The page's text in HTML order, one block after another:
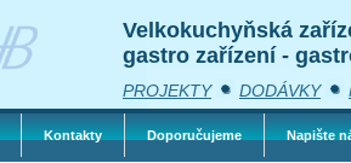
Velkokuchyňská
gastro zařízení -
PROJEKTY DODÁVKY
Kontakty Doporučujeme Napište